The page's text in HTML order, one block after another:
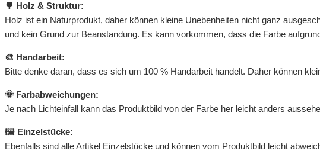
🌳 Holz & Struktur:
Holz ist ein Naturprodukt, daher können kleine Unebenheiten nicht ganz
und kein Grund zur Beanstandung. Es kann vorkommen, dass die Farbe
🎨 Handarbeit:
Bitte denke daran, dass es sich um 100 % Handarbeit handelt. Daher können
🌞 Farbabweichungen:
Je nach Lichteinfall kann das Produktbild von der Farbe her leicht anders
🖼 Einzelstücke:
Ebenfalls sind alle Artikel Einzelstücke und können vom Produktbild leicht